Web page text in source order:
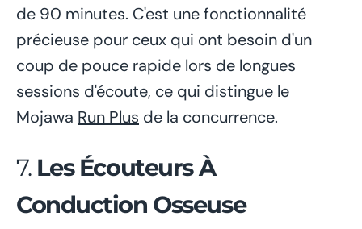
de 90 minutes. C'est une fonctionnalité
précieuse pour ceux qui ont besoin d'un
coup de pouce rapide lors de longues
sessions d'écoute, ce qui distingue le
Mojawa Run Plus de la concurrence.
7. Les Écouteurs À
Conduction Osseuse